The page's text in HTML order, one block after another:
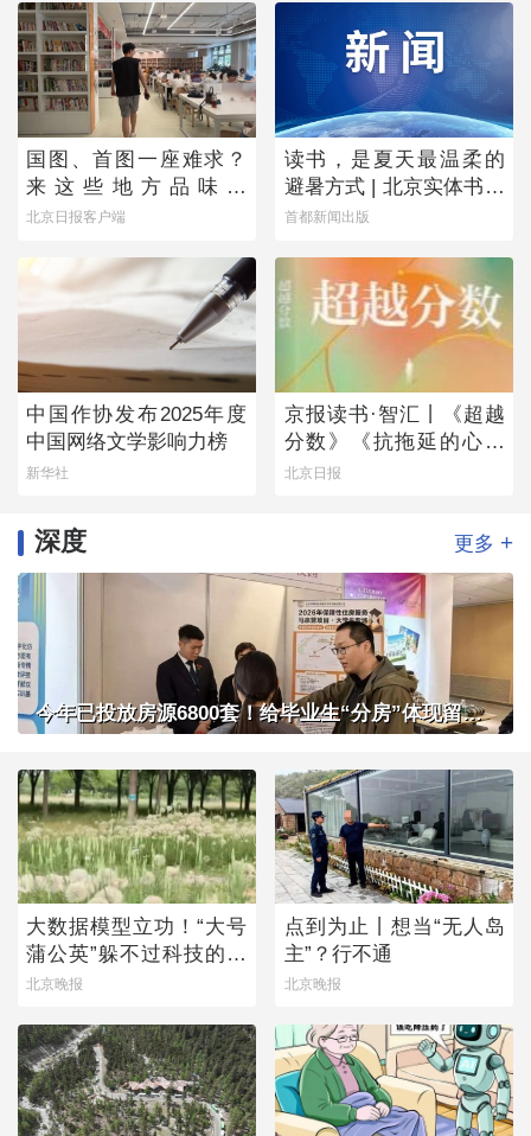
国图、首图一座难求？
来这些地方品味书
香……
北京日报客户端
读书，是夏天最温柔的
避暑方式 | 北京实体书店
活动预告（8月1日-8月7
首都新闻出版
中国作协发布2025年度
中国网络文学影响力榜
新华社
京报读书·智汇丨《超越
分数》《抗拖延的心理
学》《物理学的第一次
北京日报
深度 更多 +
今年已投放房源6800套！给毕业生“分房”体现留人诚意
大数据模型立功！“大号
蒲公英”躲不过科技的火
眼金睛
北京晚报
点到为止丨想当“无人岛
主”？行不通
北京晚报